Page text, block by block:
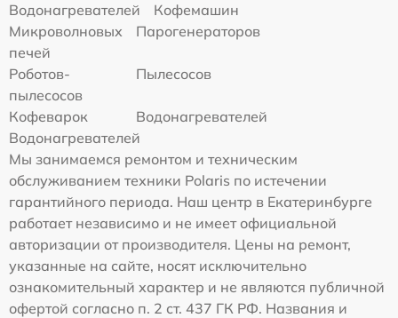
Водонагревателей
Кофемашин
Микроволновых
печей
Парогенераторов
Роботов-
пылесосов
Пылесосов
Кофеварок
Водонагревателей
Водонагревателей
Мы занимаемся ремонтом и техническим
обслуживанием техники Polaris по истечении
гарантийного периода. Наш центр в Екатеринбурге
работает независимо и не имеет официальной
авторизации от производителя. Цены на ремонт,
указанные на сайте, носят исключительно
ознакомительный характер и не являются публичной
офертой согласно п. 2 ст. 437 ГК РФ. Названия и